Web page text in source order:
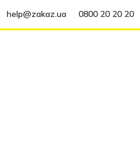
help@zakaz.ua 0800 20 20 20